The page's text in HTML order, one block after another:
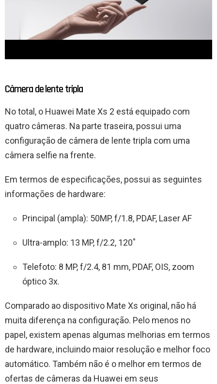
Câmera de lente tripla
No total, o Huawei Mate Xs 2 está equipado com
quatro câmeras. Na parte traseira, possui uma
configuração de câmera de lente tripla com uma
câmera selfie na frente.
Em termos de especificações, possui as seguintes
informações de hardware:
Principal (ampla): 50MP, f/1.8, PDAF, Laser AF
Ultra-amplo: 13 MP, f/2.2, 120˚
Telefoto: 8 MP, f/2.4, 81 mm, PDAF, OIS, zoom
óptico 3x.
Comparado ao dispositivo Mate Xs original, não há
muita diferença na configuração. Pelo menos no
papel, existem apenas algumas melhorias em termos
de hardware, incluindo maior resolução e melhor foco
automático. Também não é o melhor em termos de
ofertas de câmeras da Huawei em seus